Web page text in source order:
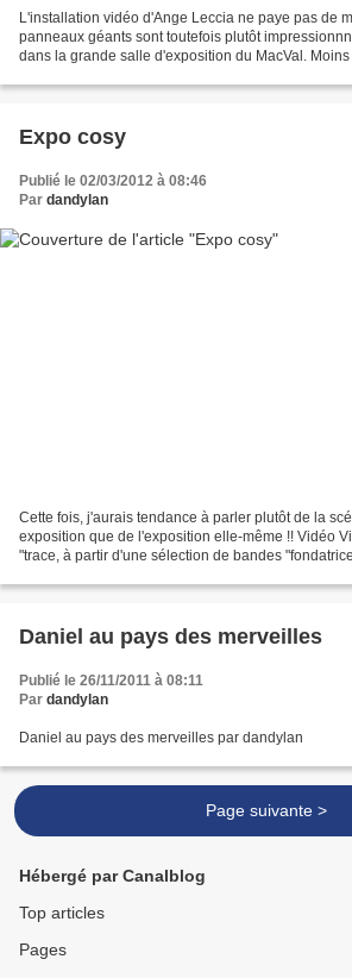
L'installation vidéo d'Ange Leccia ne paye pas de
panneaux géants sont toutefois plutôt
dans la grande salle d'exposition du MacVal.
Expo cosy
Publié le 02/03/2012 à 08:46
Par dandylan
Cette fois, j'aurais tendance à parler plutôt de la
exposition que de l'exposition elle-même !! Vidéo
"trace, à partir d'une sélection de bandes
Daniel au pays des merveilles
Publié le 26/11/2011 à 08:11
Par dandylan
Daniel au pays des merveilles par dandylan
Page suivante >
Hébergé par Canalblog
Top articles
Pages